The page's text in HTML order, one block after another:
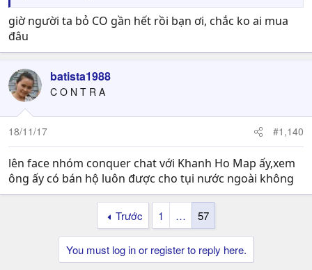
giờ người ta bỏ CO gần hết rồi bạn ơi, chắc ko ai mua
đâu
batista1988
C O N T R A
18/11/17 #1,140
lên face nhóm conquer chat với Khanh Ho Map ấy,xem
ông ấy có bán hộ luôn được cho tụi nước ngoài không
Trước 1 … 57
You must log in or register to reply here.